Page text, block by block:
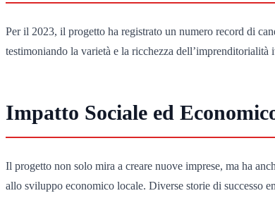
Per il 2023, il progetto ha registrato un numero record di
testimoniando la varietà e la ricchezza
Impatto Sociale ed
Il progetto non solo mira a creare nuove imprese, ma ha
allo sviluppo economico locale. Diverse storie di successo